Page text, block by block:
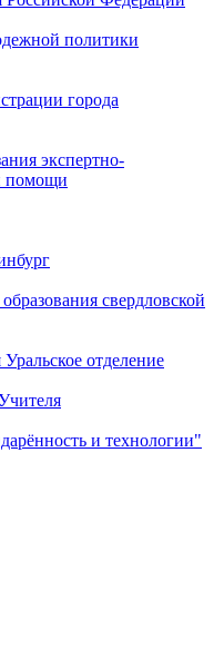
политики
города
экспертно-
помощи
свердловской
отделение
и технологии"